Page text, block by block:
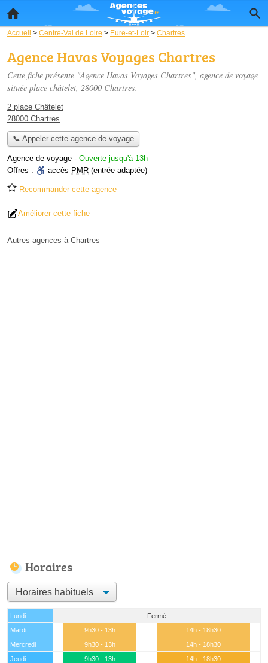
Accueil > Centre-Val de Loire > Eure-et-Loir > Chartres
Agence Havas Voyages Chartres
Cette fiche présente "Agence Havas Voyages Chartres", agence de voyage
située place châtelet, 28000 Chartres.
2 place Châtelet
28000 Chartres
📞 Appeler cette agence de voyage
Agence de voyage - Ouverte jusqu'à 13h
Offres :
accès PMR (entrée adaptée)
Recommander cette agence
Améliorer cette fiche
Autres agences à Chartres
Horaires
Lundi
Fermé
Mardi
9h30 - 13h
14h - 18h30
Mercredi
9h30 - 13h
14h - 18h30
Jeudi
9h30 - 13h
14h - 18h30